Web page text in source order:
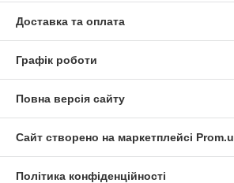
Доставка та оплата
Графік роботи
Повна версія сайту
Сайт створено на маркетплейсі
Політика конфіденційності